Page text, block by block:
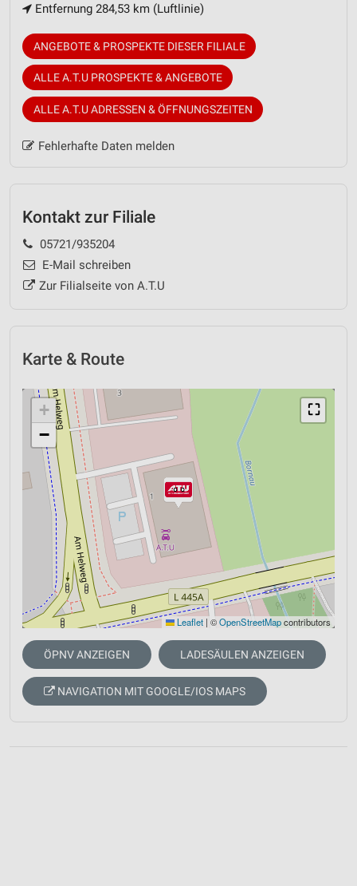
Entfernung 284,53 km (Luftlinie)
ANGEBOTE & PROSPEKTE DIESER FILIALE
ALLE A.T.U PROSPEKTE & ANGEBOTE
ALLE A.T.U ADRESSEN & ÖFFNUNGSZEITEN
Fehlerhafte Daten melden
Kontakt zur Filiale
05721/935204
E-Mail schreiben
Zur Filialseite von A.T.U
Karte & Route
⛶
+
−
Leaflet | ©OpenStreetMapcontributors
ÖPNV ANZEIGEN LADESÄULEN ANZEIGEN
NAVIGATION MIT GOOGLE/IOS MAPS